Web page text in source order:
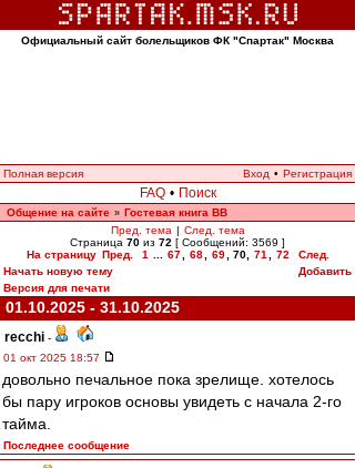
Официальный сайт болельщиков ФК "Спартак" Москва
Полная версия Вход • Регистрация
FAQ • Поиск
Общение на сайте » Гостевая книга ВВ
Пред. тема | След. тема
Страница 70 из 72 [ Сообщений: 3569 ]
На страницу Пред. 1 67 68 69 70, 71 72
След.
Начать новую тему
Добавить
Версия для печати
01.10.2025 - 31.10.2025
recchi -
01 окт 2025 18:57
довольно печальное пока зрелище. хотелось
бы пару игроков основы увидеть с начала 2-го
тайма.
Последнее сообщение